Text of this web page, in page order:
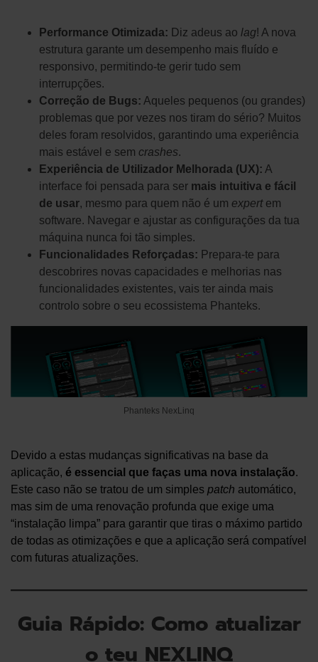
Performance Otimizada: Diz adeus ao lag! A nova
estrutura garante um desempenho mais fluído e
responsivo, permitindo-te gerir tudo sem
interrupções.
Correção de Bugs: Aqueles pequenos (ou grandes)
problemas que por vezes nos tiram do sério? Muitos
deles foram resolvidos, garantindo uma experiência
mais estável e sem crashes.
Experiência de Utilizador Melhorada (UX): A
interface foi pensada para ser mais intuitiva e fácil
de usar, mesmo para quem não é um expertem
software. Navegar e ajustar as configurações da tua
máquina nunca foi tão simples.
Funcionalidades Reforçadas: Prepara-te para
descobrires novas capacidades e melhorias nas
funcionalidades existentes, vais ter ainda mais
controlo sobre o seu ecossistema Phanteks.
Phanteks NexLinq
Devido a estas mudanças significativas na base da
aplicação, é essencial que faças uma nova instalação.
Este caso não se tratou de um simples patch automático,
mas sim de uma renovação profunda que exige uma
“instalação limpa” para garantir que tiras o máximo partido
de todas as otimizações e que a aplicação será compatível
com futuras atualizações.
Guia Rápido: Como atualizar
o teu NEXLINQ